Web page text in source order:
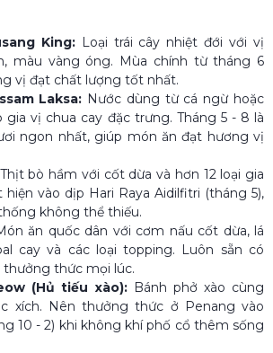
King: Loại trái cây nhiệt đới với vị
màu vàng óng. Mùa chính từ tháng 6
vị đạt chất lượng tốt nhất.
Laksa: Nước dùng từ cá ngừ hoặc
gia vị chua cay đặc trưng. Tháng 5 - 8 là
ngon nhất, giúp món ăn đạt hương vị
Thịt bò hầm với cốt dừa và hơn 12 loại gia
vào dịp Hari Raya Aidilfitri (tháng 5),
không thể thiếu.
ăn quốc dân với cơm nấu cốt dừa, lá
cay và các loại topping. Luôn sẵn có
thưởng thức mọi lúc.
(Hủ tiếu xào):Bánh phở xào cùng
xích. Nên thưởng thức ở Penang vào
10 - 2) khi không khí phố cổ thêm sống